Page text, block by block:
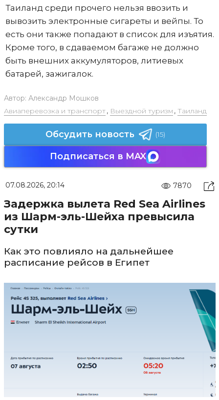
Таиланд среди прочего нельзя ввозить и
вывозить электронные сигареты и вейпы. То
есть они также попадают в список для изъятия.
Кроме того, в сдаваемом багаже не должно
быть внешних аккумуляторов, литиевых
батарей, зажигалок.
Автор: Александр Мошков
Авиаперевозка и транспорт, Выездной туризм , Таиланд
Обсудить новость (15)
Подписаться в MAX
07.08.2026, 20:14 7870
Задержка вылета Red Sea Airlines
из Шарм-эль-Шейха превысила
сутки
Как это повлияло на дальнейшее
расписание рейсов в Египет